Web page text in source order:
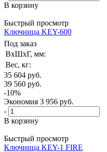
В корзину
Быстрый просмотр
Ключница KEY-600
Под заказ
ВxШxГ, мм:
Вес, кг:
35 604 руб.
39 560 руб.
-10%
Экономия 3 956 руб.
-
В корзину
Быстрый просмотр
Ключница KEY-1 FIRE